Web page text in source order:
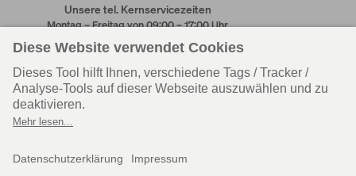
Unsere tel. Kernservicezeiten
Montag – Freitag von 09:00 – 17:00 Uhr
Rheinau-Linx
+49 7853 83 831
Wenden-Hünsborn
+49 2762 613 205
Personal